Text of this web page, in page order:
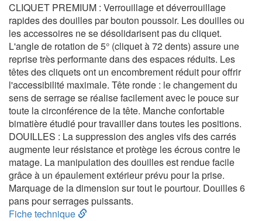
CLIQUET PREMIUM : Verrouillage et déverrouillage
rapides des douilles par bouton poussoir. Les douilles ou
les accessoires ne se désolidarisent pas du cliquet.
L'angle de rotation de 5° (cliquet à 72 dents) assure une
reprise très performante dans des espaces réduits. Les
têtes des cliquets ont un encombrement réduit pour offrir
l'accessibilité maximale. Tête ronde : le changement du
sens de serrage se réalise facilement avec le pouce sur
toute la circonférence de la tête. Manche confortable
bimatière étudié pour travailler dans toutes les positions.
DOUILLES : La suppression des angles vifs des carrés
augmente leur résistance et protège les écrous contre le
matage. La manipulation des douilles est rendue facile
grâce à un épaulement extérieur prévu pour la prise.
Marquage de la dimension sur tout le pourtour. Douilles 6
pans pour serrages puissants.
Fiche technique